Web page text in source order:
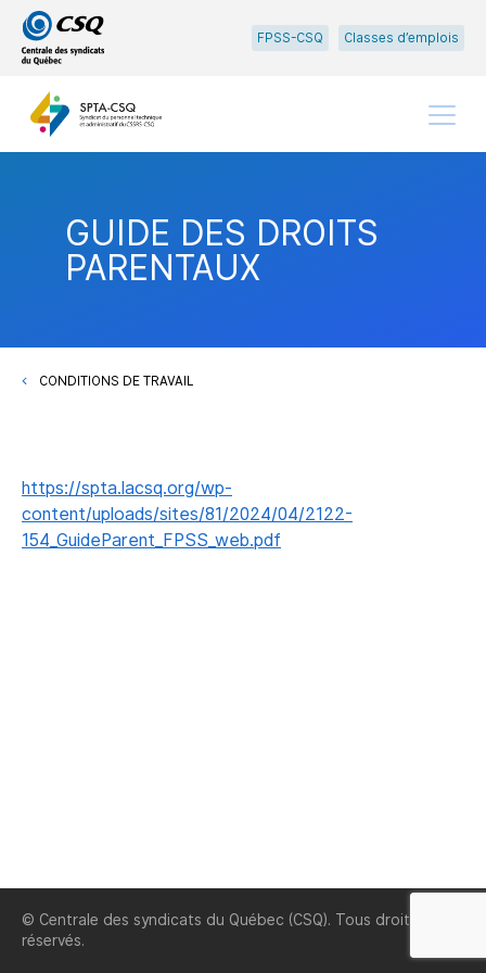
Passer
au
menu
Passer
au
contenu
FPSS-CSQ Classes d’emplois
GUIDE DES DROITS
PARENTAUX
CONDITIONS DE TRAVAIL
https://spta.lacsq.org/wp-
content/uploads/sites/81/2024/04/2122-
154_GuideParent_FPSS_web.pdf
© Centrale des syndicats du Québec (CSQ). Tous droits
réservés.